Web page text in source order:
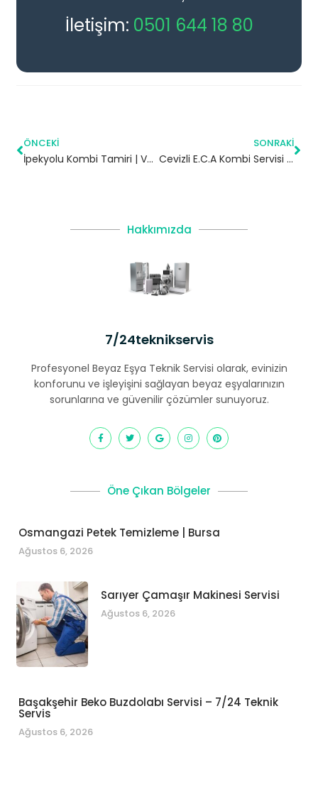
İletişim: 0501 644 18 80
ÖNCEKI
İpekyolu Kombi Tamiri | Van
SONRAKI
Cevizli E.C.A Kombi Servisi – Maltepe Yetkili Servis
Hakkımızda
7/24teknikservis
Profesyonel Beyaz Eşya Teknik Servisi olarak, evinizin
konforunu ve işleyişini sağlayan beyaz eşyalarınızın
sorunlarına ve güvenilir çözümler sunuyoruz.
Öne Çıkan Bölgeler
Osmangazi Petek Temizleme | Bursa
Ağustos 6, 2026
Sarıyer Çamaşır Makinesi Servisi
Ağustos 6, 2026
Başakşehir Beko Buzdolabı Servisi – 7/24 Teknik
Servis
Ağustos 6, 2026